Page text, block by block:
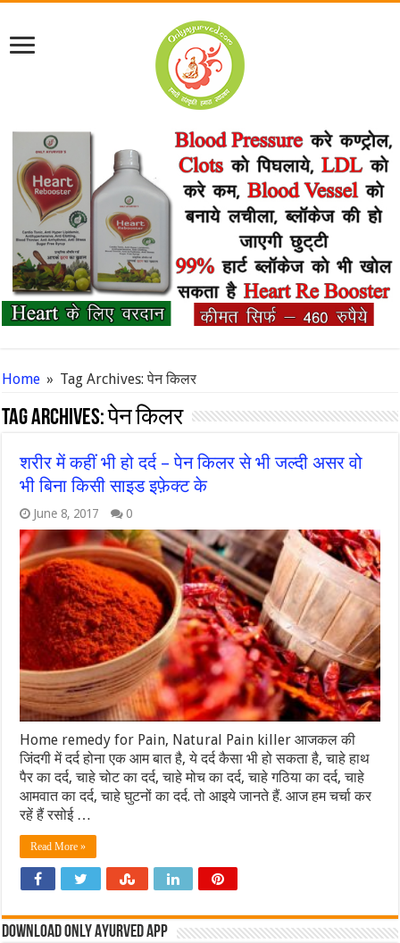
Home » Tag Archives: पेन किलर
Tag Archives:पेन किलर
शरीर में कहीं भी हो दर्द – पेन किलर से भी जल्दी असर वो
भी बिना किसी साइड इफ़ेक्ट के
June 8, 2017 0
Home remedy for Pain, Natural Pain killer आजकल की
जिंदगी में दर्द होना एक आम बात है, ये दर्द कैसा भी हो सकता है, चाहे हाथ
पैर का दर्द, चाहे चोट का दर्द, चाहे मोच का दर्द, चाहे गठिया का दर्द, चाहे
आमवात का दर्द, चाहे घुटनों का दर्द. तो आइये जानते हैं. आज हम चर्चा कर
रहें हैं रसोई …
Read More »
Download Only Ayurved App